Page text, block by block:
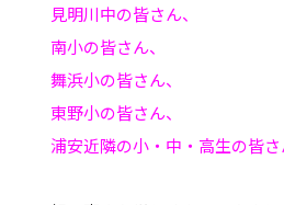
見明川中の皆さん、
南小の皆さん、
舞浜小の皆さん、
東野小の皆さん、
浦安近隣の小・中・高生の皆さ